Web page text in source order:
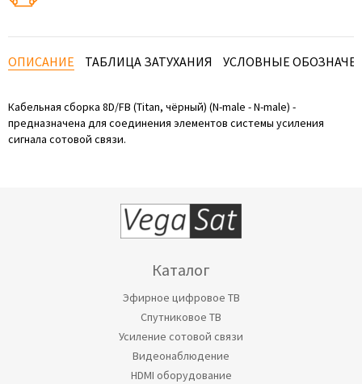
ОПИСАНИЕ ТАБЛИЦА ЗАТУХАНИЯ УСЛОВНЫЕ
Кабельная сборка 8D/FB (Titan, чёрный) (N-male - N-male) -
предназначена для соединения элементов системы усиления
сигнала сотовой связи.
Каталог
Эфирное цифровое ТВ
Спутниковое ТВ
Усиление сотовой связи
Видеонаблюдение
HDMI оборудование